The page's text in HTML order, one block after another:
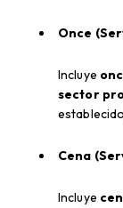
Once
Incluye
sector
Cena
Incluye